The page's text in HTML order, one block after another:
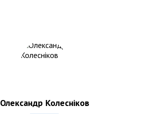
Олександр Колесніков